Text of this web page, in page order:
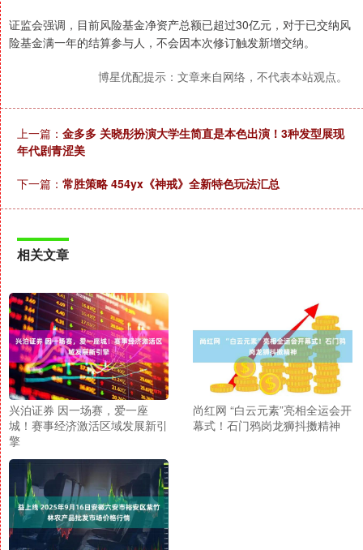
证监会强调，目前风险基金净资产总额已超过30亿元，对于已交纳风
险基金满一年的结算参与人，不会因本次修订触发新增交纳。
博星优配提示：文章来自网络，不代表本站观点。
上一篇： 金多多 关晓彤扮演大学生简直是本色出演！3种发型展现
年代剧青涩美
下一篇： 常胜策略 454yx《神戒》全新特色玩法汇总
相关文章
兴泊证券 因一场赛，爱一座
城！赛事经济激活区域发展新引
擎
尚红网 “白云元素”亮相全运会开
幕式！石门鸦岗龙狮抖擞精神